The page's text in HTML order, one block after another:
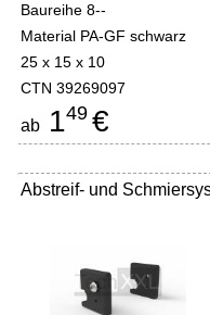
Baureihe 8--
Material PA-GF schwarz
25 x 15 x 10
CTN 39269097
ab 149 €
Abstreif- und